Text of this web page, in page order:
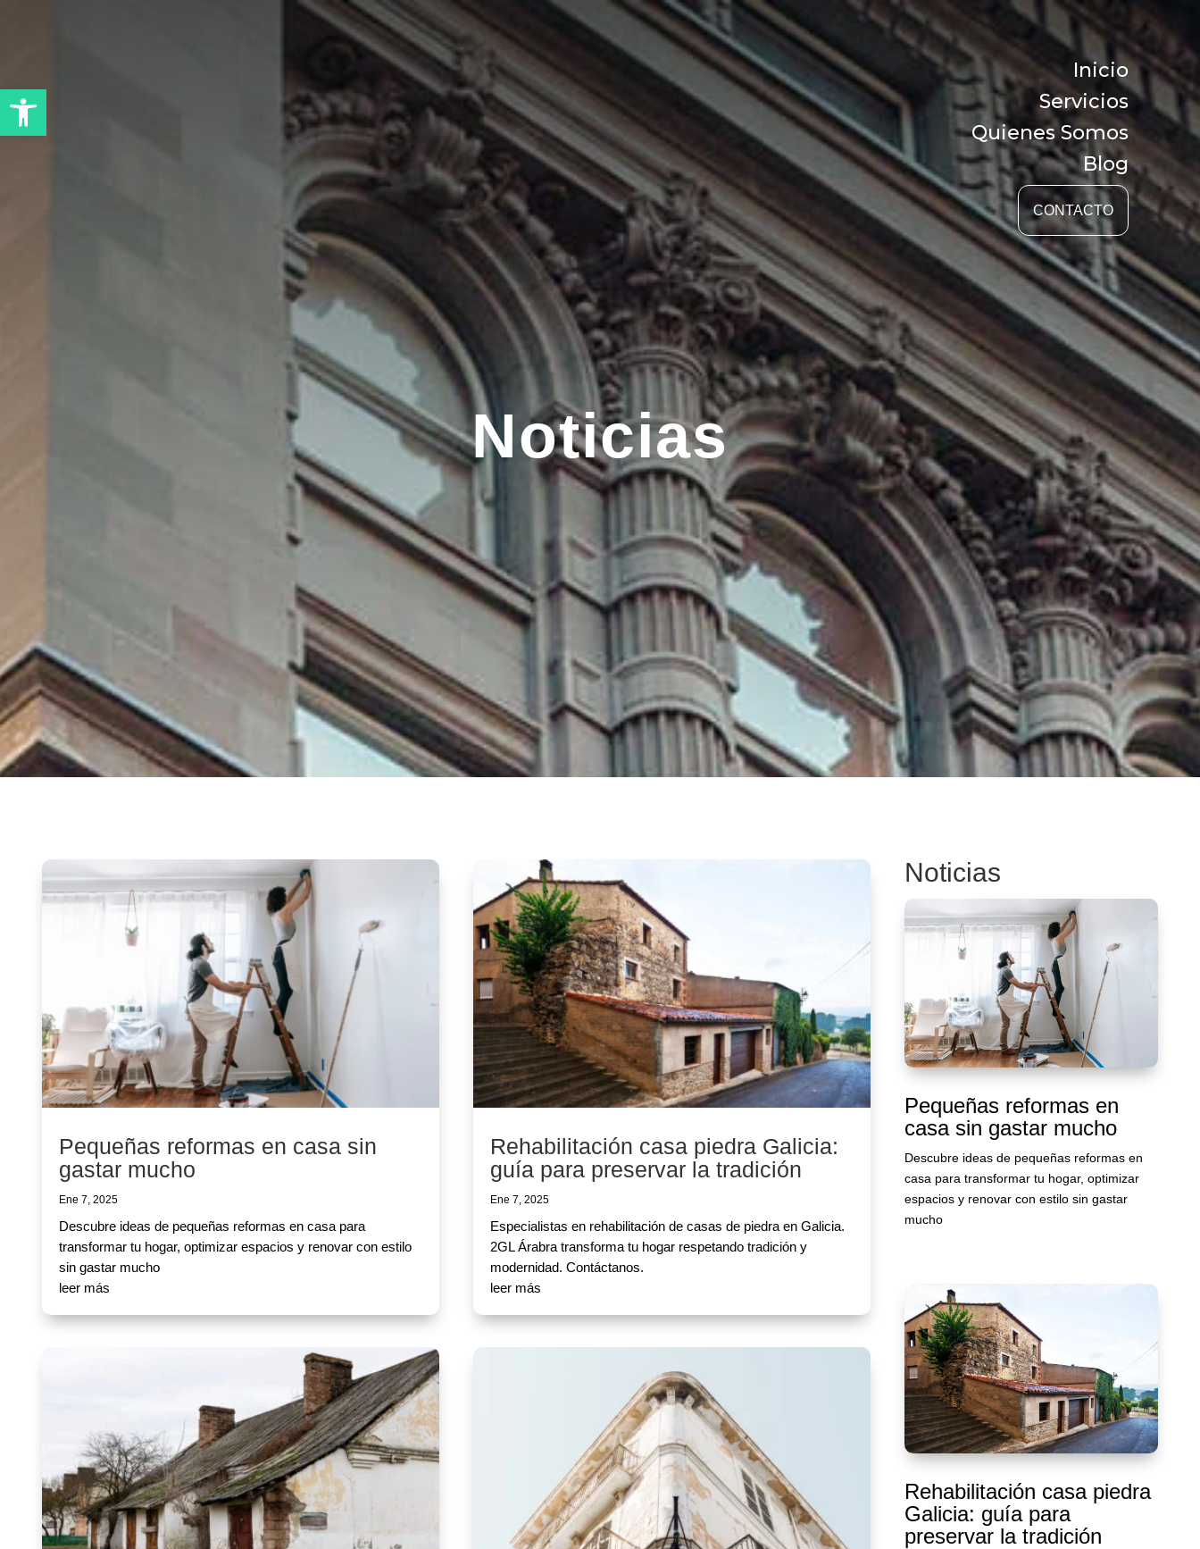
Abrir barra de herramientas
Inicio
Servicios
Quienes Somos
Blog
CONTACTO
Noticias
Pequeñas reformas en casa sin
gastar mucho
Ene 7, 2025
Descubre ideas de pequeñas reformas en casa para
transformar tu hogar, optimizar espacios y renovar con estilo
sin gastar mucho
leer más
Rehabilitación casa piedra Galicia:
guía para preservar la tradición
Ene 7, 2025
Especialistas en rehabilitación de casas de piedra en Galicia.
2GL Árabra transforma tu hogar respetando tradición y
modernidad. Contáctanos.
leer más
Noticias
Pequeñas reformas en
casa sin gastar mucho
Descubre ideas de pequeñas reformas en
casa para transformar tu hogar, optimizar
espacios y renovar con estilo sin gastar
mucho
Rehabilitación casa piedra
Galicia: guía para
preservar la tradición